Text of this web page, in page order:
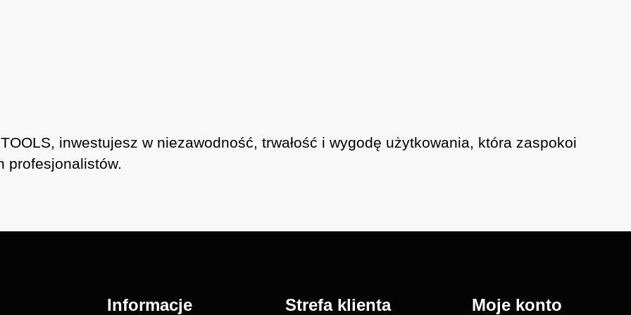
inwestujesz w niezawodność, trwałość i wygodę użytkowania, która zaspokoi
profesjonalistów.
Informacje Strefa klienta Moje konto